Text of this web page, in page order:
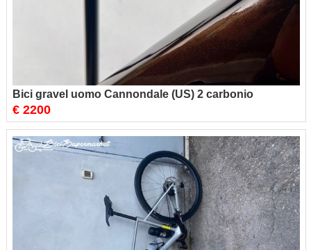
Bici gravel uomo Cannondale (US) 2 carbonio
€ 2200